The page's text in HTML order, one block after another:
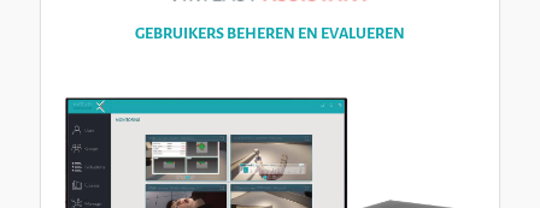
GEBRUIKERS BEHEREN EN EVALUEREN